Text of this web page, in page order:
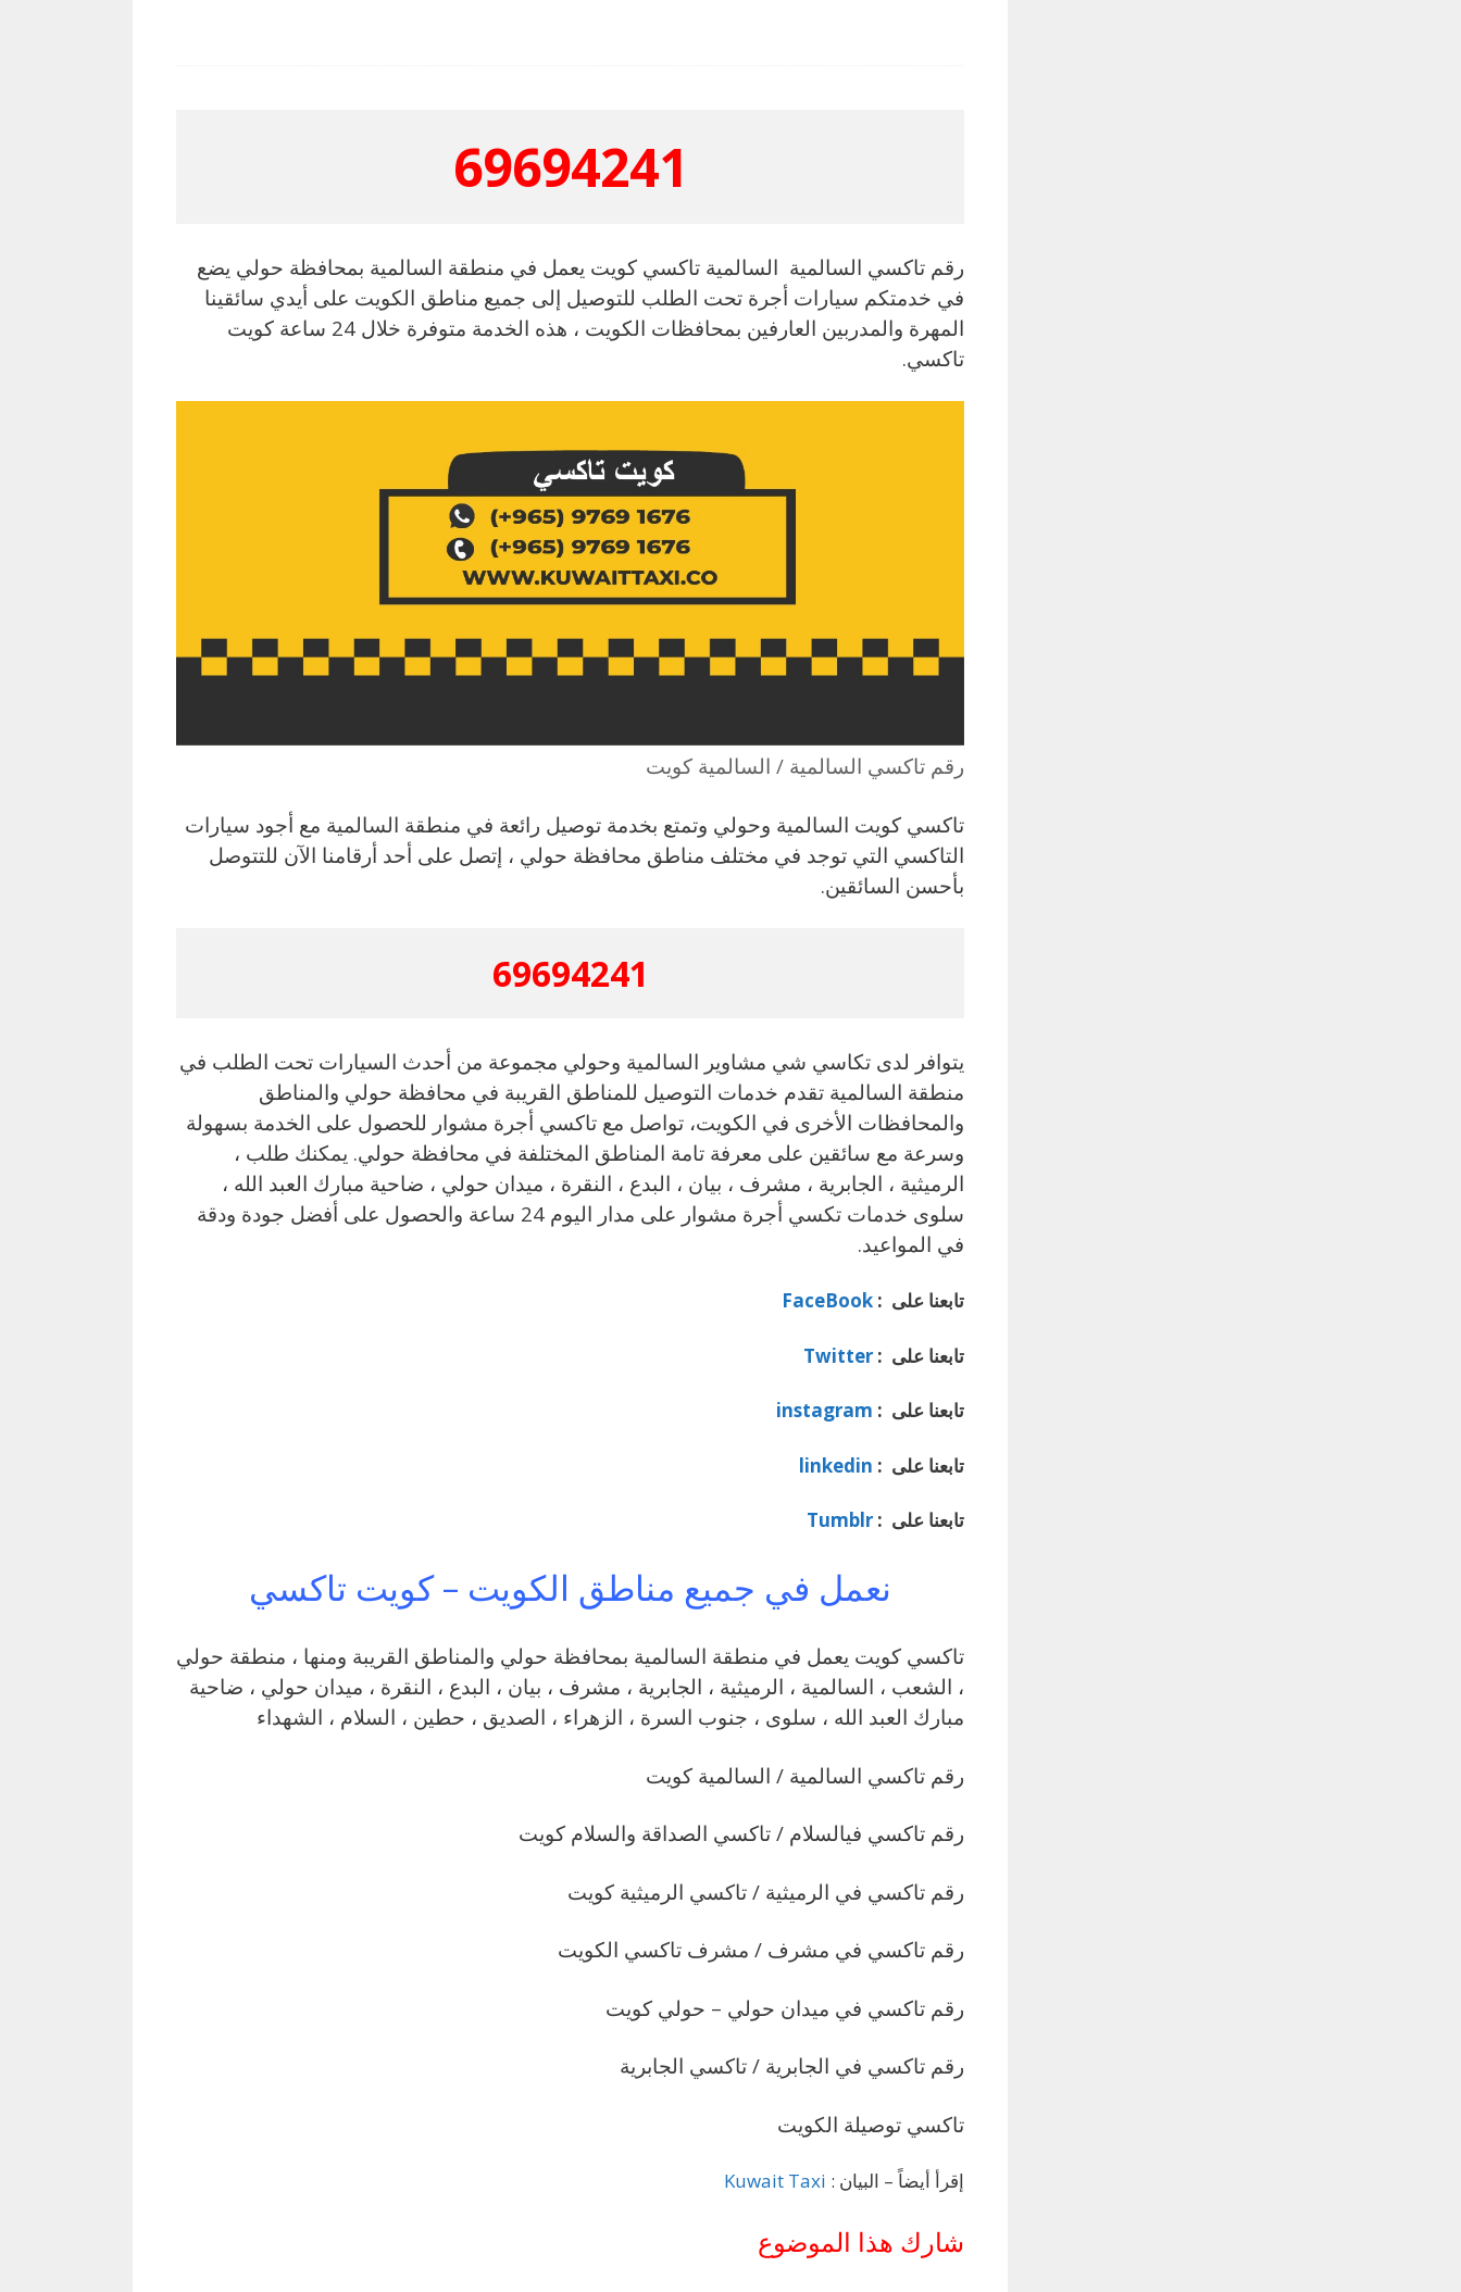
69694241
رقم تاكسي السالمية السالمية تاكسي كويت يعمل في منطقة السالمية بمحافظة حولي يضع
في خدمتكم سيارات أجرة تحت الطلب للتوصيل إلى جميع مناطق الكويت على أيدي سائقينا
المهرة والمدربين العارفين بمحافظات الكويت ، هذه الخدمة متوفرة خلال 24 ساعة كويت
تاكسي.
رقم تاكسي السالمية / السالمية كويت
تاكسي كويت السالمية وحولي وتمتع بخدمة توصيل رائعة في منطقة السالمية مع أجود سيارات
التاكسي التي توجد في مختلف مناطق محافظة حولي ، إتصل على أحد أرقامنا الآن للتتوصل
بأحسن السائقين.
69694241
يتوافر لدى تكاسي شي مشاوير السالمية وحولي مجموعة من أحدث السيارات تحت الطلب في
منطقة السالمية تقدم خدمات التوصيل للمناطق القريبة في محافظة حولي والمناطق
والمحافظات الأخرى في الكويت، تواصل مع تاكسي أجرة مشوار للحصول على الخدمة بسهولة
وسرعة مع سائقين على معرفة تامة المناطق المختلفة في محافظة حولي. يمكنك طلب ،
الرميثية ، الجابرية ، مشرف ، بيان ، البدع ، النقرة ، ميدان حولي ، ضاحية مبارك العبد الله ،
سلوى خدمات تكسي أجرة مشوار على مدار اليوم 24 ساعة والحصول على أفضل جودة ودقة
في المواعيد.
تابعنا على : FaceBook
تابعنا على : Twitter
تابعنا على : instagram
تابعنا على : linkedin
تابعنا على : Tumblr
نعمل في جميع مناطق الكويت – كويت تاكسي
تاكسي كويت يعمل في منطقة السالمية بمحافظة حولي والمناطق القريبة ‎ومنها ، منطقة حولي
، الشعب ، السالمية ، الرميثية ، الجابرية ، مشرف ، بيان ، البدع ، النقرة ، ميدان حولي ، ضاحية
مبارك العبد الله ، سلوى ، جنوب السرة ، الزهراء ، الصديق ، حطين ، السلام ، الشهداء
رقم تاكسي السالمية / السالمية كويت
رقم تاكسي فيالسلام / تاكسي الصداقة والسلام كويت
رقم تاكسي في الرميثية / تاكسي الرميثية كويت
رقم تاكسي في مشرف / مشرف تاكسي الكويت
رقم تاكسي في ميدان حولي – حولي كويت
رقم تاكسي في الجابرية / تاكسي الجابرية
تاكسي توصيلة الكويت
إقرأ أيضاً – البيان : Kuwait Taxi
شارك هذا الموضوع